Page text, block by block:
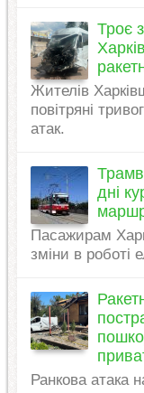
Троє
Жителів
повітряні
атак.
дні
Пасажирам
зміни в роботі
Ранкова атака